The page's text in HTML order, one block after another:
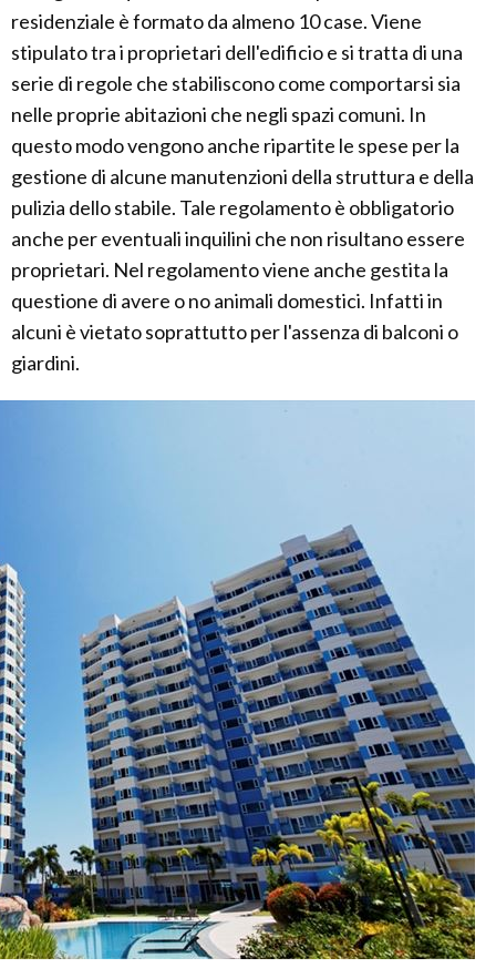
residenziale è formato da almeno 10 case. Viene
stipulato tra i proprietari dell'edificio e si tratta di una
serie di regole che stabiliscono come comportarsi sia
nelle proprie abitazioni che negli spazi comuni. In
questo modo vengono anche ripartite le spese per la
gestione di alcune manutenzioni della struttura e della
pulizia dello stabile. Tale regolamento è obbligatorio
anche per eventuali inquilini che non risultano essere
proprietari. Nel regolamento viene anche gestita la
questione di avere o no animali domestici. Infatti in
alcuni è vietato soprattutto per l'assenza di balconi o
giardini.